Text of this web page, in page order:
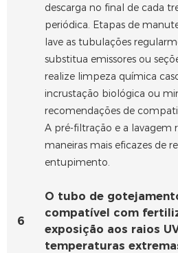
descarga no final de cada
periódica. Etapas de
lave as tubulações
substitua emissores ou
realize limpeza química
incrustação biológica ou
recomendações de
A pré-filtração e a lavagem
maneiras mais eficazes de
entupimento.
6
O tubo de
compatível com
exposição aos raios
temperaturas